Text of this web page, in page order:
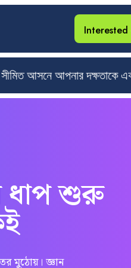
আসনে আপনার দক্ষতাকে
ধাপ শুরু
মুঠোয়। জ্ঞান